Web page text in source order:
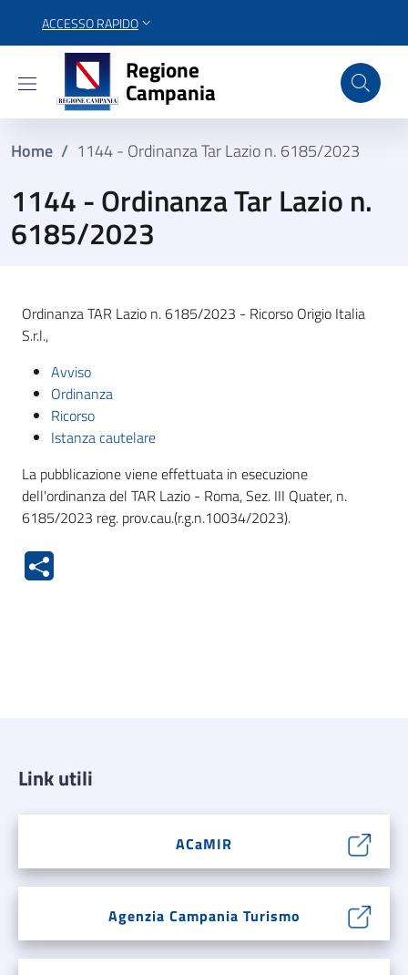
ACCESSO RAPIDO
Regione Campania
Regione
Campania
Home / 1144 - Ordinanza Tar Lazio n. 6185/2023
1144 - Ordinanza Tar Lazio n.
6185/2023
Ordinanza TAR Lazio n. 6185/2023 - Ricorso Origio Italia
S.r.l.,
Avviso
Ordinanza
Ricorso
Istanza cautelare
La pubblicazione viene effettuata in esecuzione
dell'ordinanza del TAR Lazio - Roma, Sez. III Quater, n.
6185/2023 reg. prov.cau.(r.g.n.10034/2023).
Link utili
ACaMIR
Agenzia Campania Turismo